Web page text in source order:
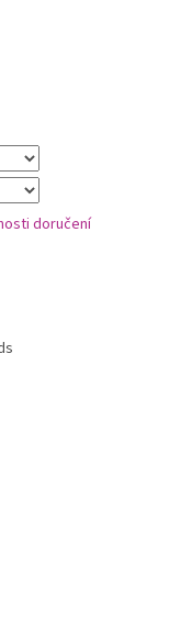
doručení